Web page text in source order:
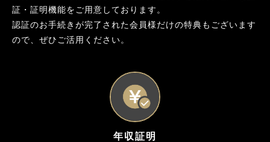
証・証明機能をご用意しております。
認証のお手続きが完了された会員様だけの特典もございます
ので、ぜひご活用ください。
年収証明